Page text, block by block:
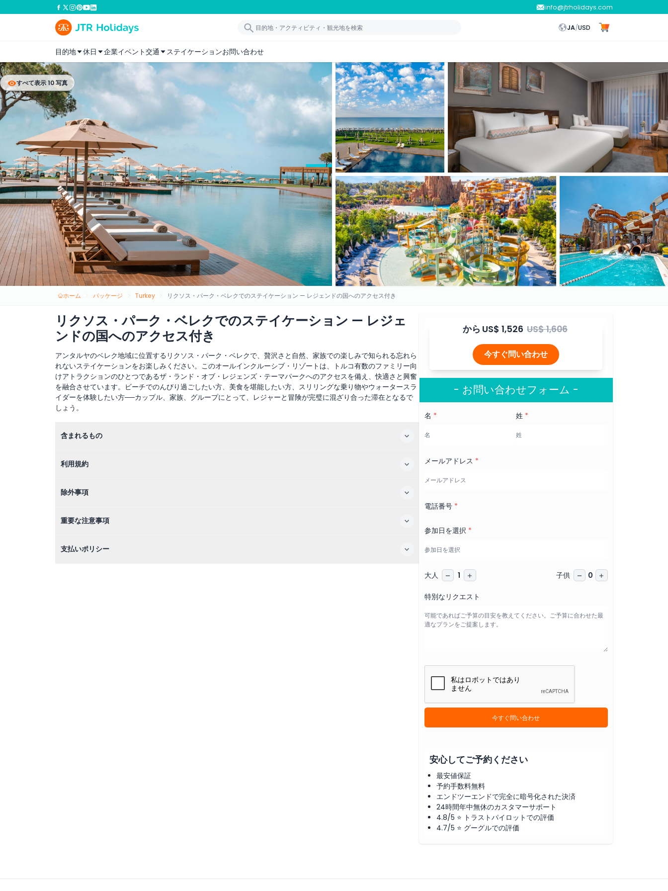
info@jtrholidays.com
JA/USD
目的地 休日 企業イベント交通 ステイケーションお問い合わせ
すべて表示 10 写真
ホーム パッケージ Turkey リクソス・パーク・ベレクでのステイケーション — レジェンドの国へのアクセス付き
リクソス・パーク・ベレクでのステイケーション — レジェ
ンドの国へのアクセス付き
アンタルヤのベレク地域に位置するリクソス・パーク・ベレクで、贅沢さと自然、家族での楽しみで知られる忘れら
れないステイケーションをお楽しみください。このオールインクルーシブ・リゾートは、トルコ有数のファミリー向
けアトラクションのひとつであるザ・ランド・オブ・レジェンズ・テーマパークへのアクセスを備え、快適さと興奮
を融合させています。ビーチでのんびり過ごしたい方、美食を堪能したい方、スリリングな乗り物やウォータースラ
イダーを体験したい方──カップル、家族、グループにとって、レジャーと冒険が完璧に混ざり合った滞在となるで
しょう。
含まれるもの
利用規約
除外事項
重要な注意事項
支払いポリシー
から US$ 1,526 US$ 1,606
今すぐ問い合わせ
- お問い合わせフォーム -
名 * 姓 *
メールアドレス *
電話番号 *
参加日を選択 *
大人 1 子供 0
特別なリクエスト
今すぐ問い合わせ
安心してご予約ください
最安値保証
予約手数料無料
エンドツーエンドで完全に暗号化された決済
24時間年中無休のカスタマーサポート
4.8/5 ⭐ トラストパイロットでの評価
4.7/5 ⭐ グーグルでの評価